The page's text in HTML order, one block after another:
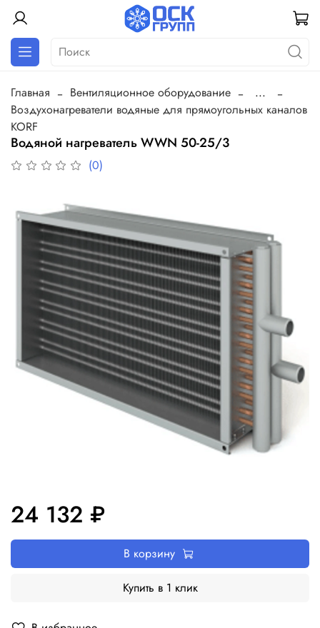
Главная Вентиляционное оборудование
...
Воздухонагреватели водяные для прямоугольных каналов
KORF
Водяной нагреватель WWN 50-25/3
(0)
24 132 ₽
В корзину
Купить в 1 клик